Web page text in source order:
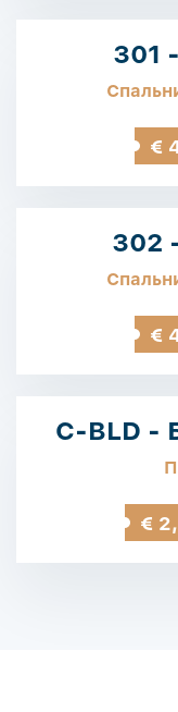
301
€
302
€
C-BLD -
€